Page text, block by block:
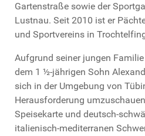
Gartenstraße sowie der
Lustnau. Seit 2010 ist er
und Sportvereins in
Aufgrund seiner jungen
dem 1 ½-jährigen Sohn
sich in der Umgebung von
Herausforderung
Speisekarte und deutsch-
italienisch-mediterranen